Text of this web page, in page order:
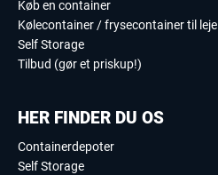
Køb en container
Kølecontainer / frysecontainer til leje
Self Storage
Tilbud (gør et priskup!)
HER FINDER DU OS
Containerdepoter
Self Storage